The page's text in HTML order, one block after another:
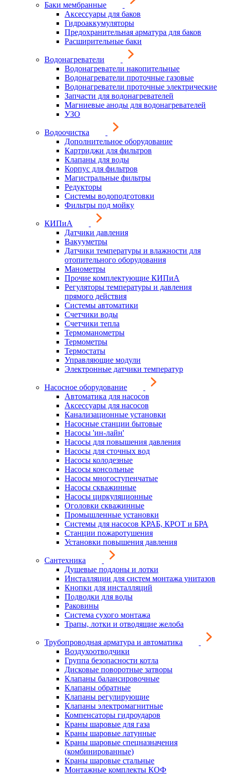
Баки мембранные
Аксессуары для баков
Гидроаккумуляторы
Предохранительная арматура для баков
Расширительные баки
Водонагреватели
Водонагреватели накопительные
Водонагреватели проточные газовые
Водонагреватели проточные электрические
Запчасти для водонагревателей
Магниевые аноды для водонагревателей
УЗО
Водоочистка
Дополнительное оборудование
Картриджи для фильтров
Клапаны для воды
Корпус для фильтров
Магистральные фильтры
Редукторы
Системы водоподготовки
Фильтры под мойку
КИПиА
Датчики давления
Вакууметры
Датчики температуры и влажности для
отопительного оборудования
Манометры
Прочие комплектующие КИПиА
Регуляторы температуры и давления
прямого действия
Системы автоматики
Счетчики воды
Счетчики тепла
Термоманометры
Термометры
Термостаты
Управляющие модули
Электронные датчики температур
Насосное оборудование
Автоматика для насосов
Аксессуары для насосов
Канализационные установки
Насосные станции бытовые
Насосы 'ин-лайн'
Насосы для повышения давления
Насосы для сточных вод
Насосы колодезные
Насосы консольные
Насосы многоступенчатые
Насосы скважинные
Насосы циркуляционные
Оголовки скважинные
Промышленные установки
Системы для насосов КРАБ, КРОТ и БРА
Станции пожаротушения
Установки повышения давления
Сантехника
Душевые поддоны и лотки
Инсталляции для систем монтажа унитазов
Кнопки для инсталляций
Подводки для воды
Раковины
Система сухого монтажа
Трапы, лотки и отводящие желоба
Трубопроводная арматура и автоматика
Воздухоотводчики
Группа безопасности котла
Дисковые поворотные затворы
Клапаны балансировочные
Клапаны обратные
Клапаны регулирующие
Клапаны электромагнитные
Компенсаторы гидроударов
Краны шаровые для газа
Краны шаровые латунные
Краны шаровые спецназначения
(комбинированные)
Краны шаровые стальные
Монтажные комплекты КОФ